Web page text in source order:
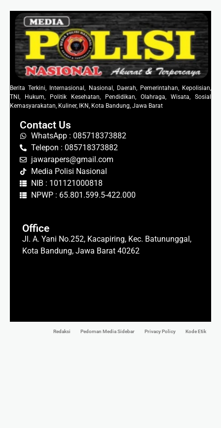
Berita Terkini, Internasional, Nasional, Daerah, Pemerintahan, Kepolisian,
TNI, Hukum, Politik Kesehatan, Pendidikan, Olahraga, Wisata, Sosial
Kemasyarakatan, Kuliner, IKN, Kota Bandung, Jawa Barat
Contact Us
WhatsApp : 085718373882
Telepon : 085718373882
jawarapers@gmail.com
Media Polisi Nasional
NIB : 101121000818
NPWP : 65.801.599.5-422.000
Office
Jl. A. Yani No.252, Kacapiring, Kec. Batununggal,
Kota Bandung, Jawa Barat 40262
Redaksi Pedoman Media Sidebar Privacy Policy Kode Etik